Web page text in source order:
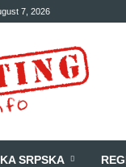
7, 2026
SRPSKA